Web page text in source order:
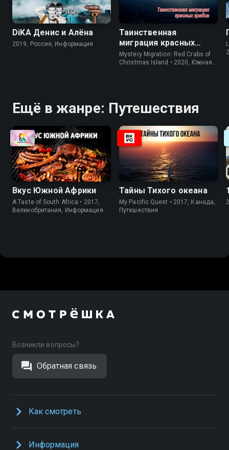
DiKA Денис и Алёна
2019, Россия, Информация
Таинственная
миграция красных
крабов
Mystery Migration: Red Crabs of
Christmas Island • 2020, Южная
Ещё в жанре: Путешествия
Вкус Южной Африки
A Taste of South Africa • 2017,
Великобритания, Информация
Тайны Тихого океана
My Pacific Quest • 2017, Канада,
Путешествия
Возникли вопросы?
Обратная связь
Как смотреть
Информация